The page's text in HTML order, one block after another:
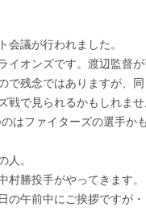
会議が行われました。
イオンズです。渡辺監督が
で残念ではありますが、同
戦で見られるかもしれませ
はファイターズの選手か
人。
村勝投手がやってきます。
の午前中にご挨拶ですが・